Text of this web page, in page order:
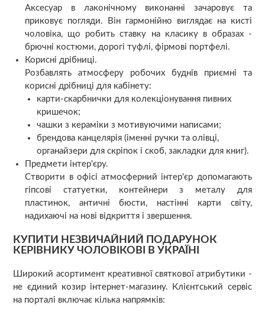
Аксесуар в лаконічному виконанні зачаровує та
приковує погляди. Він гармонійно виглядає на кисті
чоловіка, що робить ставку на класику в образах -
брючні костюми, дорогі туфлі, фірмові портфелі.
Корисні дрібниці.
Розбавлять атмосферу робочих буднів приємні та
корисні дрібниці для кабінету:
карти-скарбнички для колекціонування пивних
кришечок;
чашки з кераміки з мотивуючими написами;
брендова канцелярія (іменні ручки та олівці,
органайзери для скріпок і скоб, закладки для книг).
Предмети інтер'єру.
Створити в офісі атмосферний інтер'єр допомагають
гіпсові статуетки, контейнери з металу для
пластинок, античні бюсти, настінні карти світу,
надихаючі на нові відкриття і звершення.
КУПИТИ НЕЗВИЧАЙНИЙ ПОДАРУНОК
КЕРІВНИКУ ЧОЛОВІКОВІ В УКРАЇНІ
Широкий асортимент креативної святкової атрибутики -
не єдиний козир інтернет-магазину. Клієнтський сервіс
на порталі включає кілька напрямків: